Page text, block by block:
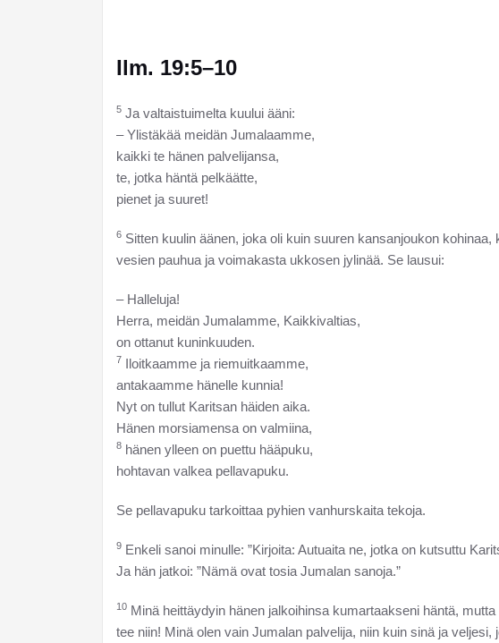
Ilm. 19:5–10
5 Ja valtaistuimelta kuului ääni:
– Ylistäkää meidän Jumalaamme,
kaikki te hänen palvelijansa,
te, jotka häntä pelkäätte,
pienet ja suuret!
6 Sitten kuulin äänen, joka oli kuin suuren kansanjoukon kohinaa,
vesien pauhua ja voimakasta ukkosen jylinää. Se lausui:
– Halleluja!
Herra, meidän Jumalamme, Kaikkivaltias,
on ottanut kuninkuuden.
7 Iloitkaamme ja riemuitkaamme,
antakaamme hänelle kunnia!
Nyt on tullut Karitsan häiden aika.
Hänen morsiamensa on valmiina,
8 hänen ylleen on puettu hääpuku,
hohtavan valkea pellavapuku.
Se pellavapuku tarkoittaa pyhien vanhurskaita tekoja.
9 Enkeli sanoi minulle: ”Kirjoita: Autuaita ne, jotka on kutsuttu
Ja hän jatkoi: ”Nämä ovat tosia Jumalan sanoja.”
10 Minä heittäydyin hänen jalkoihinsa kumartaakseni häntä, mutta
tee niin! Minä olen vain Jumalan palvelija, niin kuin sinä ja veljesi,